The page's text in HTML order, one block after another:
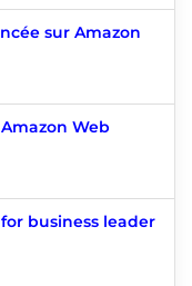
sur Amazon
Web
business leader